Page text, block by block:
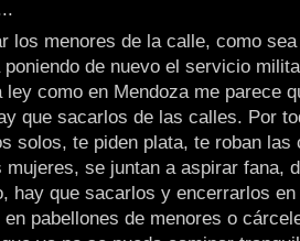
los menores de la calle, como
de nuevo el servicio
ley como en Mendoza me parece
que sacarlos de las calles. Por
solos, te piden plata, te roban las
se juntan a aspirar fana,
hay que sacarlos y encerrarlos
pabellones de menores o